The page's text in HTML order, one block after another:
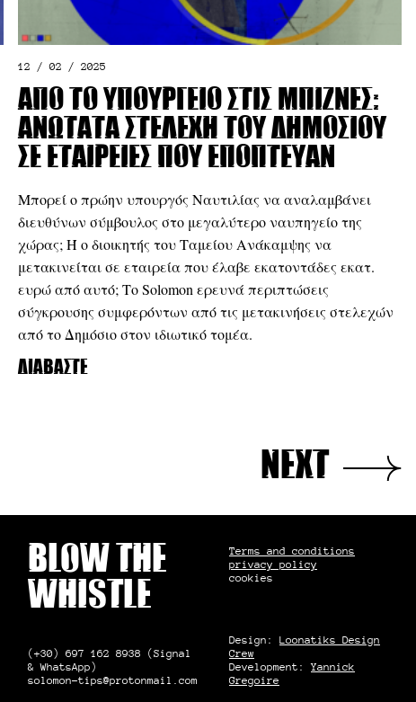
12 / 02 / 2025
Από το υπουργείο στις μπίζνες:
Ανώτατα στελέχη του Δημοσίου
σε εταιρείες που επόπτευαν
Μπορεί ο πρώην υπουργός Ναυτιλίας να αναλαμβάνει
διευθύνων σύμβουλος στο μεγαλύτερο ναυπηγείο της
χώρας; Ή ο διοικητής του Ταμείου Ανάκαμψης να
μετακινείται σε εταιρεία που έλαβε εκατοντάδες εκατ.
ευρώ από αυτό; Το Solomon ερευνά περιπτώσεις
σύγκρουσης συμφερόντων από τις μετακινήσεις στελεχών
από το Δημόσιο στον ιδιωτικό τομέα.
Διαβάστε
next
Blow the
whistle
(+30) 697 162 8938 (Signal
& WhatsApp)
solomon-tips@protonmail.com
Terms and conditions
privacy policy
cookies
Design: Loonatiks Design
Crew
Development:Yannick
Gregoire